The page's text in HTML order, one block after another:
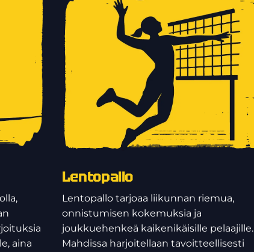
aina
Lentopallo
Lentopallo tarjoaa liikunnan riemua,
onnistumisen kokemuksia ja
joukkuehenkeä kaikenikäisille pelaajille.
Mahdissa harjoitellaan tavoitteellisesti